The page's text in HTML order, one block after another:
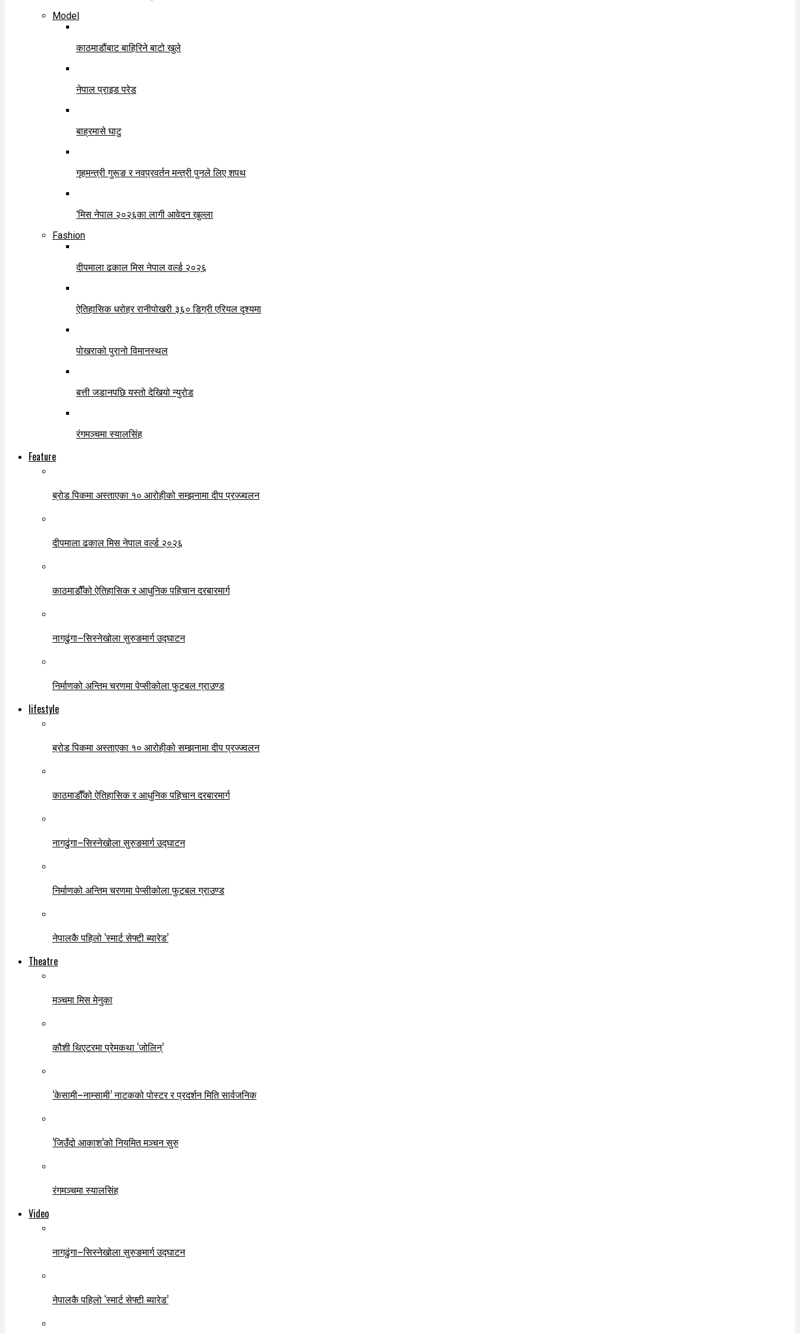
Model
काठमाडौंबाट बाहिरिने बाटो खुले
नेपाल प्राइड परेड
बाह्रमासे घाटु
गृहमन्त्री गुरूङ र नवप्रवर्तन मन्त्री पुनले लिए शपथ
‘मिस नेपाल २०२६का लागी आवेदन खुल्ला
Fashion
दीपमाला ढकाल मिस नेपाल वर्ल्ड २०२६
ऐतिहासिक धरोहर रानीपोखरी ३६० डिग्री एरियल दृश्यमा
पोखराको पुरानो विमानस्थल
बत्ती जडानपछि यस्तो देखियो न्युरोड
रंगमञ्चमा स्यालसिंह
Feature
ब्रोड पिकमा अस्ताएका १० आरोहीको सम्झनामा दीप प्रज्ज्वलन
दीपमाला ढकाल मिस नेपाल वर्ल्ड २०२६
काठमाडौँको ऐतिहासिक र आधुनिक पहिचान दरबारमार्ग
नागढुंगा–सिस्नेखोला सुरुङमार्ग उद्घाटन
निर्माणको अन्तिम चरणमा पेप्सीकोला फुटबल ग्राउण्ड
lifestyle
ब्रोड पिकमा अस्ताएका १० आरोहीको सम्झनामा दीप प्रज्ज्वलन
काठमाडौँको ऐतिहासिक र आधुनिक पहिचान दरबारमार्ग
नागढुंगा–सिस्नेखोला सुरुङमार्ग उद्घाटन
निर्माणको अन्तिम चरणमा पेप्सीकोला फुटबल ग्राउण्ड
नेपालकै पहिलो ‘स्मार्ट सेफ्टी ब्यारेड’
Theatre
मञ्चमा मिस मेनुका
कौशी थिएटरमा प्रेमकथा ‘जोलिन्’
‘केसामी–नाम्सामी’ नाटकको पोस्टर र प्रदर्शन मिति सार्वजनिक
‘जिउँदो आकाश’को नियमित मञ्चन सुरु
रंगमञ्चमा स्यालसिंह
Video
नागढुंगा–सिस्नेखोला सुरुङमार्ग उद्घाटन
नेपालकै पहिलो ‘स्मार्ट सेफ्टी ब्यारेड’